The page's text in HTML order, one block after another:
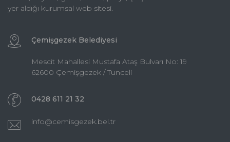
yer aldığı kurumsal web sitesi.
Çemişgezek Belediyesi
Mescit Mahallesi Mustafa Ataş Bulvarı No: 19
62600 Çemişgezek / Tunceli
0428 611 21 32
info@cemisgezek.bel.tr